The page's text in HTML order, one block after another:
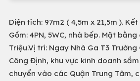
Diện tích: 97m2 ( 4,5m x 21,5m ).
Gồm: 4PN, 5WC, nhà bếp. Mặt
Triệu.Vị trí: Ngay Nhà Ga T3 Trường
Công Định, khu vực kinh doanh
chuyển vào các Quận Trung Tâm,